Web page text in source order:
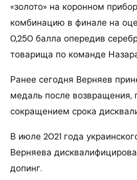
«золото» на коронном
комбинацию в финале на
0,250 балла опередив
товарища по команде
Ранее сегодня Верняев
медаль после возвращения,
сокращением срока
В июле 2021 года
Верняева
допинг.